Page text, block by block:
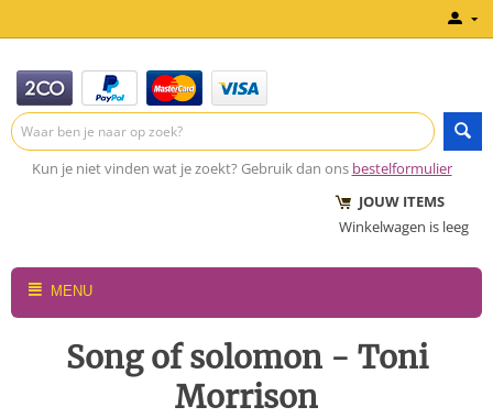
Kun je niet vinden wat je zoekt? Gebruik dan ons bestelformulier
JOUW ITEMS
Winkelwagen is leeg
MENU
Song of solomon - Toni
Morrison